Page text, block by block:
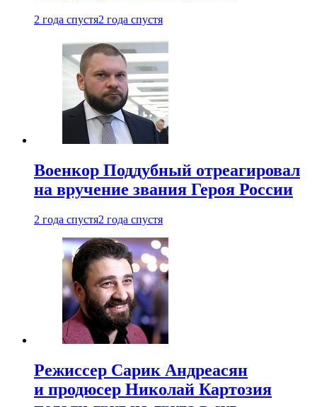
2 года спустя2 года спустя
Военкор Поддубный отреагировал
на вручение звания Героя России
2 года спустя2 года спустя
Режиссер Сарик Андреасян
и продюсер Николай Картозия